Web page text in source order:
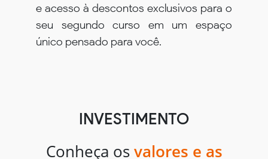
e acesso à descontos exclusivos para o
seu segundo curso em um espaço
único pensado para você.
INVESTIMENTO
Conheça os valores e as